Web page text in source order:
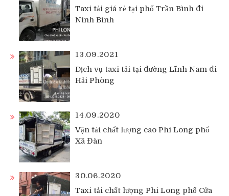
Taxi tải giá rẻ tại phố Trần Bình đi
Ninh Bình
13.09.2021
Dịch vụ taxi tải tại đường Lĩnh Nam đi
Hải Phòng
14.09.2020
Vận tải chất lượng cao Phi Long phố
Xã Đàn
30.06.2020
Taxi tải chất lượng Phi Long phố Cửa